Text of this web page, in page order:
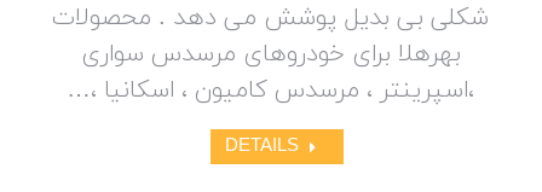
شکلی بی بدیل پوشش می دهد . محصولات
بهرهلا برای خودروهای مرسدس سواری
،اسپرینتر ، مرسدس کامیون ، اسکانیا ،…
DETAILS